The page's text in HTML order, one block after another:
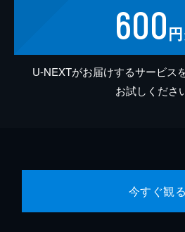
600
U-NEXTがお届けするサービス
お試しくださ
今すぐ観る